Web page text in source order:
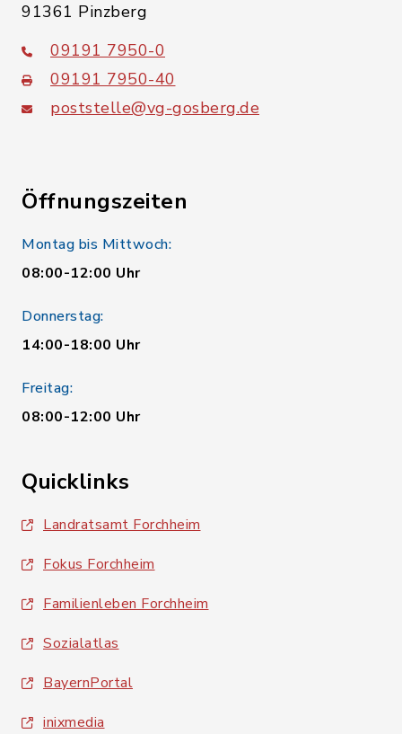
91361 Pinzberg
09191 7950-0
09191 7950-40
poststelle@vg-gosberg.de
Öffnungszeiten
Montag bis Mittwoch:
08:00-12:00 Uhr
Donnerstag:
14:00-18:00 Uhr
Freitag:
08:00-12:00 Uhr
Quicklinks
Landratsamt Forchheim
Fokus Forchheim
Familienleben Forchheim
Sozialatlas
BayernPortal
inixmedia